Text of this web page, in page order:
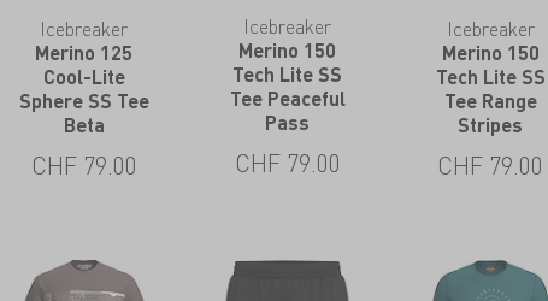
Icebreaker
Merino 125
Cool-Lite
Sphere SS Tee
Beta
CHF 79.00
Icebreaker
Merino 150
Tech Lite SS
Tee Peaceful
Pass
CHF 79.00
Icebreaker
Merino 150
Tech Lite SS
Tee Range
Stripes
CHF 79.00